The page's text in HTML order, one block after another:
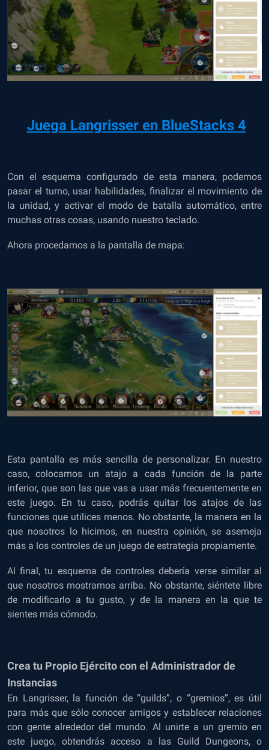
Juega Langrisser en BlueStacks 4
Con el esquema configurado de esta manera, podemos
pasar el turno, usar habilidades, finalizar el movimiento de
la unidad, y activar el modo de batalla automático, entre
muchas otras cosas, usando nuestro teclado.
Ahora procedamos a la pantalla de mapa:
Esta pantalla es más sencilla de personalizar. En nuestro
caso, colocamos un atajo a cada función de la parte
inferior, que son las que vas a usar más frecuentemente en
este juego. En tu caso, podrás quitar los atajos de las
funciones que utilices menos. No obstante, la manera en la
que nosotros lo hicimos, en nuestra opinión, se asemeja
más a los controles de un juego de estrategia propiamente.
Al final, tu esquema de controles debería verse similar al
que nosotros mostramos arriba. No obstante, siéntete libre
de modificarlo a tu gusto, y de la manera en la que te
sientes más cómodo.
Crea tu Propio Ejército con el Administrador de
Instancias
En Langrisser, la función de “guilds”, o “gremios”, es útil
para más que sólo conocer amigos y establecer relaciones
con gente alrededor del mundo. Al unirte a un gremio en
este juego, obtendrás acceso a las Guild Dungeons, o